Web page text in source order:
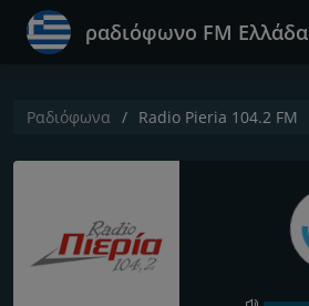
ραδιόφωνο FM Ελλάδα
Ραδιόφωνα Radio Pieria 104.2 FM